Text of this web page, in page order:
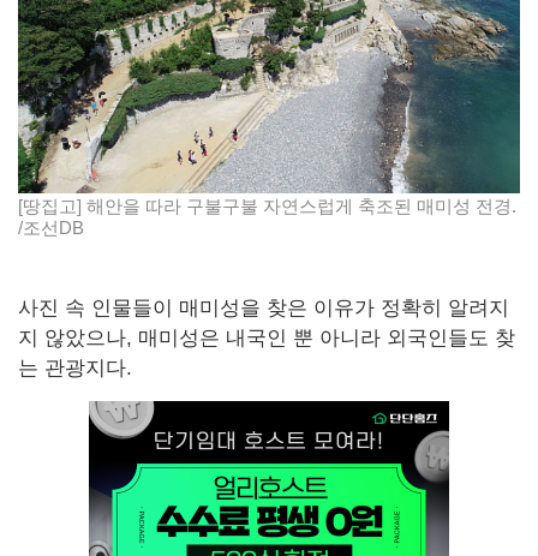
[땅집고] 해안을 따라 구불구불 자연스럽게 축조된 매미성 전경.
/조선DB
사진 속 인물들이 매미성을 찾은 이유가 정확히 알려지
지 않았으나, 매미성은 내국인 뿐 아니라 외국인들도 찾
는 관광지다.